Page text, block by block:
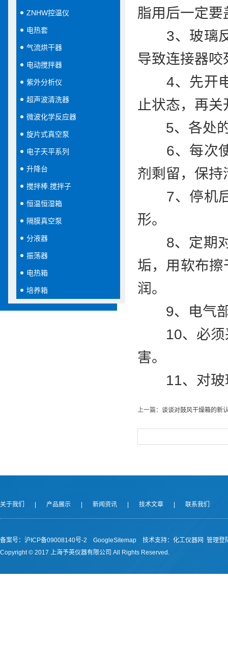
ZNHW控温仪
电热套
气流烘干器
电动搅拌器
紫外分析仪
超声波清洗器
微波化学反应器
旋片式真空泵
电子天平系列
升降台
搅拌棒.搅拌子
恒温恒湿箱
隔膜真空泵
分液器
振荡器
电热箱
培养箱
脂用后一定要
3、玻璃反
导致连接器咬
4、先开电
止状态，再关
5、各处的
6、每次使
剂剩留，保持
7、停机后
形。
8、定期对
垢，用软布
润。
9、电气部
10、必须采
害。
11、对玻璃
上一篇： 谈谈对鼓风干燥箱的新
关于我们 产品展示 新闻资讯 技术文章 联系我们
备案号：沪ICP备09008140号-2 GoogleSitemap 技术支持： 化工仪器网 管理登
Copyright © 2017 上海予英仪器有限公司 All Rights Reserved.